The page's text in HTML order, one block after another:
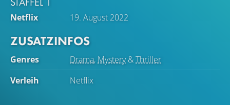
Netflix 19. August 2022
ZUSATZINFOS
Genres Drama, Mystery&Thriller
Verleih
Netflix